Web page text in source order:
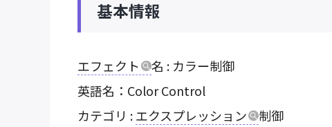
基本情報
エフェクト
名 : カラー制御
英語名：Color Control
カテゴリ :エクスプレッション 制御